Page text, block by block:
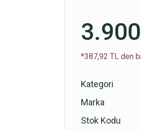
*387,92 TL den
Kategori
Marka
Stok Kodu